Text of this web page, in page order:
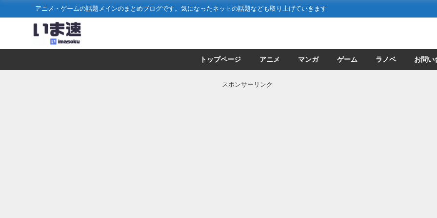
アニメ・ゲームの話題メインのまとめブログです。気になったネットの話題なども取り上げていきます
トップページ アニメ マンガ ゲーム ラノベ お問い
スポンサーリンク